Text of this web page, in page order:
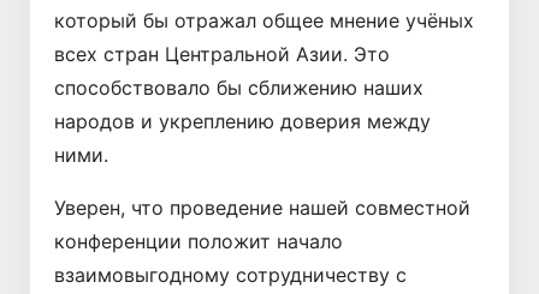
который бы отражал общее мнение учёных
всех стран Центральной Азии. Это
способствовало бы сближению наших
народов и укреплению доверия между
ними.
Уверен, что проведение нашей совместной
конференции положит начало
взаимовыгодному сотрудничеству с